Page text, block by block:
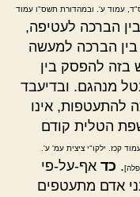
עמוד ע'. ובמהדורת תשס"ו עמוד
הברכה לעטיפה,
בין הברכה למעשה
בזה להפסק בין
מנהגם. ובדיעבד
להתעטפות, אינו
הטלית קודם
קכז. ילקו"י ציצית עמ' ע'.
. כד אף-על-פי
אדם מתעטפים